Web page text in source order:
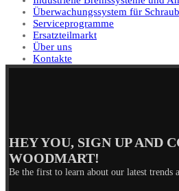
Überwachungssystem für
Serviceprogramme
Ersatzteilmarkt
Über uns
Kontakte
HEY YOU, SIGN UP AND
WOODMART!
Be the first to learn about our latest trends